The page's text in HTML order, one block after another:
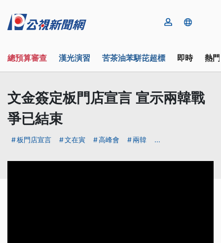
總預算審查 漢光演習 苦茶油苯駢芘超標 即時 熱
文金簽定板門店宣言 宣示兩韓戰
爭已結束
板門店宣言 文在寅 高峰會 兩韓 ...